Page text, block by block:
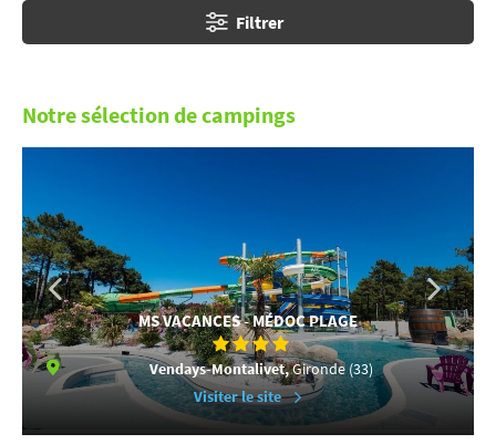
Filtrer
Notre sélection de campings
MS VACANCES - MÉDOC PLAGE
Vendays-Montalivet,Gironde (33)
Visiter le site